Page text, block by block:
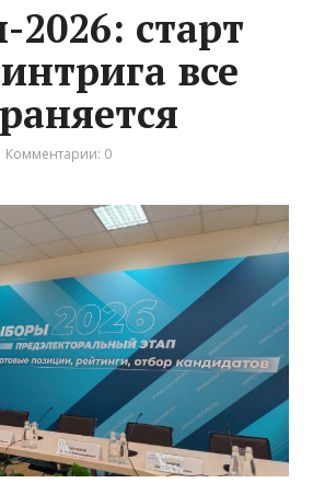
старт
все
Комментарии: 0